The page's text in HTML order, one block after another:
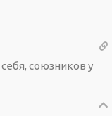
союзников у